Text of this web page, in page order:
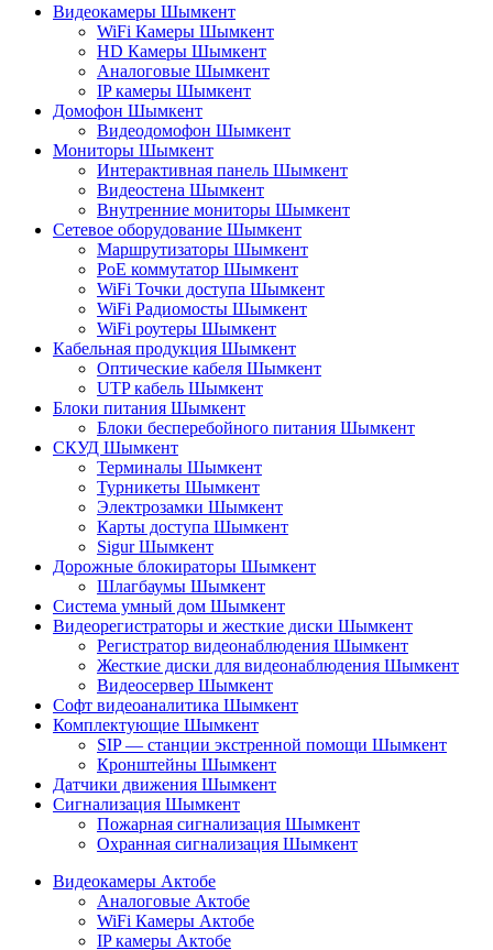
Видеокамеры Шымкент
WiFi Камеры Шымкент
HD Камеры Шымкент
Аналоговые Шымкент
IP камеры Шымкент
Домофон Шымкент
Видеодомофон Шымкент
Мониторы Шымкент
Интерактивная панель Шымкент
Видеостена Шымкент
Внутренние мониторы Шымкент
Сетевое оборудование Шымкент
Маршрутизаторы Шымкент
PoE коммутатор Шымкент
WiFi Точки доступа Шымкент
WiFi Радиомосты Шымкент
WiFi роутеры Шымкент
Кабельная продукция Шымкент
Оптические кабеля Шымкент
UTP кабель Шымкент
Блоки питания Шымкент
Блоки бесперебойного питания Шымкент
СКУД Шымкент
Терминалы Шымкент
Турникеты Шымкент
Электрозамки Шымкент
Карты доступа Шымкент
Sigur Шымкент
Дорожные блокираторы Шымкент
Шлагбаумы Шымкент
Система умный дом Шымкент
Видеорегистраторы и жесткие диски Шымкент
Регистратор видеонаблюдения Шымкент
Жесткие диски для видеонаблюдения Шымкент
Видеосервер Шымкент
Софт видеоаналитика Шымкент
Комплектующие Шымкент
SIP — станции экстренной помощи Шымкент
Кронштейны Шымкент
Датчики движения Шымкент
Сигнализация Шымкент
Пожарная сигнализация Шымкент
Охранная сигнализация Шымкент
Видеокамеры Актобе
Аналоговые Актобе
WiFi Камеры Актобе
IP камеры Актобе